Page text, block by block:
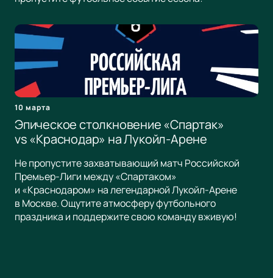
10 марта
Эпическое столкновение «Спартак»
vs «Краснодар» на Лукойл-Арене
Не пропустите захватывающий матч Российской
Премьер-Лиги между «Спартаком»
и «Краснодаром» на легендарной Лукойл-Арене
в Москве. Ощутите атмосферу футбольного
праздника и поддержите свою команду вживую!